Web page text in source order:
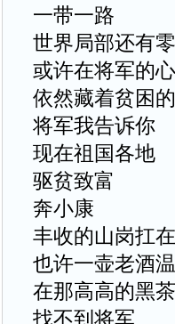
一带一路
世界局部还有
或许在将军的
依然藏着贫困
将军我告诉你
现在祖国各地
驱贫致富
奔小康
丰收的山岗扛
也许一壶老酒
在那高高的黑
找不到将军